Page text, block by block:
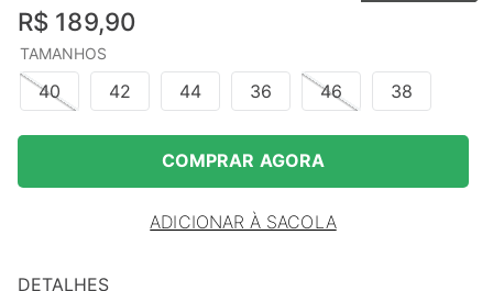
R$ 189,90
TAMANHOS
40 42 44 36 46 38
COMPRAR AGORA
ADICIONAR À SACOLA
DETALHES